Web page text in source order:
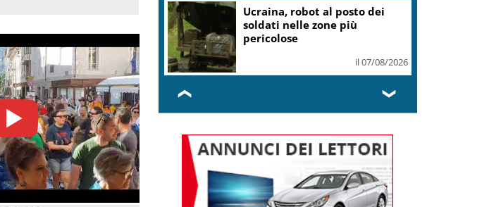
Ucraina, robot al posto dei
soldati nelle zone più
pericolose
il 07/08/2026
❮ ❯